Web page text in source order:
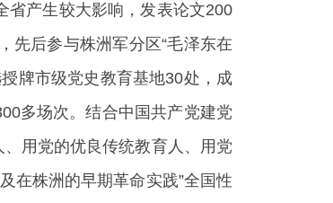
省产生较大影响，发表论文200
先后参与株洲军分区“毛泽东在
牌市级党史教育基地30处，成
多场次。结合中国共产党建党
用党的优良传统教育人、用党
在株洲的早期革命实践”全国性